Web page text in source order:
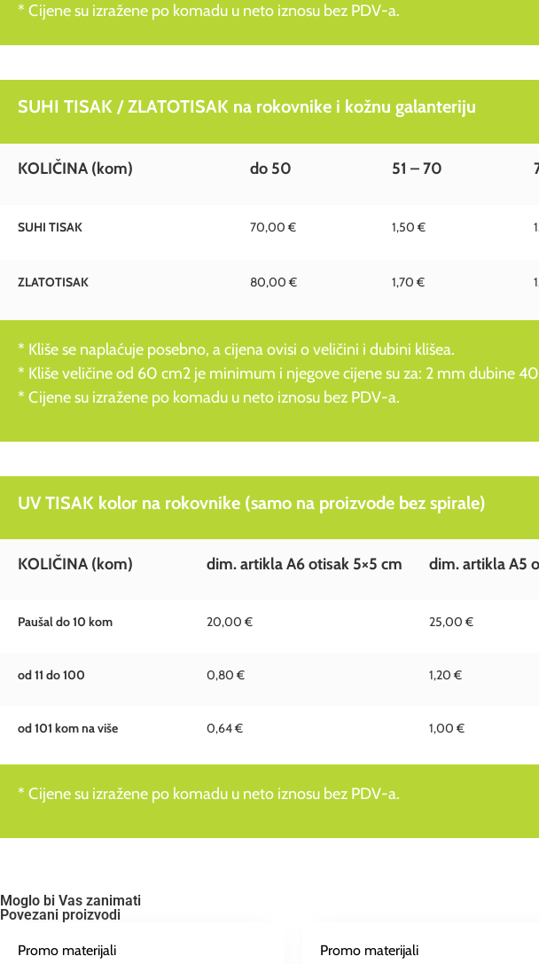
* Cijene su izražene po komadu u neto iznosu bez PDV-a.
SUHI TISAK / ZLATOTISAK na rokovnike i kožnu galanteriju
KOLIČINA (kom) do 50 51 – 70
SUHI TISAK 70,00 € 1,50 €
ZLATOTISAK 80,00 € 1,70 €
* Kliše se naplaćuje posebno, a cijena ovisi o veličini i dubini klišea.
* Kliše veličine od 60 cm2 je minimum i njegove cijene su za: 2 mm
* Cijene su izražene po komadu u neto iznosu bez PDV-a.
UV TISAK kolor na rokovnike (samo na proizvode bez spirale)
KOLIČINA (kom) dim. artikla A6 otisak 5×5 cm dim. artikla A5
Paušal do 10 kom 20,00 € 25,00 €
od 11 do 100 0,80 € 1,20 €
od 101 kom na više 0,64 € 1,00 €
* Cijene su izražene po komadu u neto iznosu bez PDV-a.
Moglo bi Vas zanimati
Povezani proizvodi
Promo materijali Promo materijali